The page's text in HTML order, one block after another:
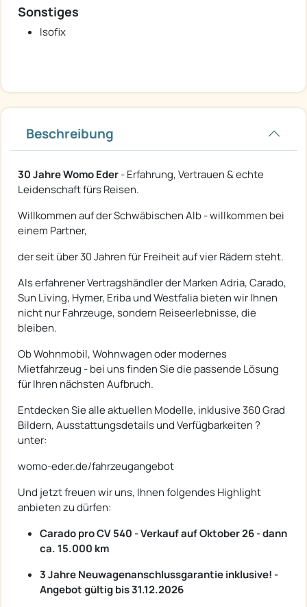
Sonstiges
Isofix
Beschreibung
30 Jahre Womo Eder- Erfahrung, Vertrauen & echte
Leidenschaft fürs Reisen.
Willkommen auf der Schwäbischen Alb - willkommen bei
einem Partner,
der seit über 30 Jahren für Freiheit auf vier Rädern steht.
Als erfahrener Vertragshändler der Marken Adria, Carado,
Sun Living, Hymer, Eriba und Westfalia bieten wir Ihnen
nicht nur Fahrzeuge, sondern Reiseerlebnisse, die
bleiben.
Ob Wohnmobil, Wohnwagen oder modernes
Mietfahrzeug - bei uns finden Sie die passende Lösung
für Ihren nächsten Aufbruch.
Entdecken Sie alle aktuellen Modelle, inklusive 360 Grad
Bildern, Ausstattungsdetails und Verfügbarkeiten ?
unter:
womo-eder.de/fahrzeugangebot
Und jetzt freuen wir uns, Ihnen folgendes Highlight
anbieten zu dürfen:
Carado pro CV 540 - Verkauf auf Oktober 26 - dann
ca. 15.000 km
3 Jahre Neuwagenanschlussgarantie inklusive! -
Angebot gültig bis 31.12.2026